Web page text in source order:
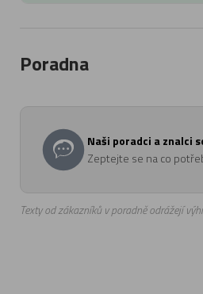
Poradna
Naši poradci a znalci
Zeptejte se na co
Texty od zákazníků v poradně odrážejí